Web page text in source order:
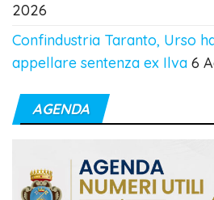
2026
Confindustria Taranto, Urso
appellare sentenza ex Ilva 6
AGENDA